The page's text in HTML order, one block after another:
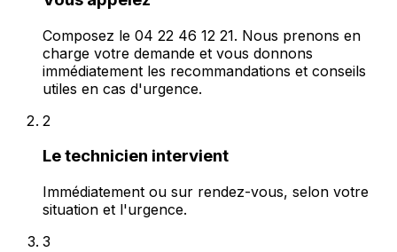
Composez le 04 22 46 12 21. Nous prenons en
charge votre demande et vous donnons
immédiatement les recommandations et conseils
utiles en cas d'urgence.
2
Le technicien intervient
Immédiatement ou sur rendez-vous, selon votre
situation et l'urgence.
3